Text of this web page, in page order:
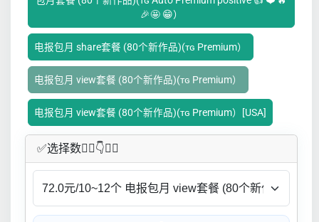
🎉🤩 😁）
电报包月 share套餐 (80个新作品)(ᴛɢ Premium）
电报包月 view套餐 (80个新作品)(ᴛɢ Premium）
电报包月 view套餐 (80个新作品)(ᴛɢ Premium）[USA]
✅​选择数👇🏻​​👇👇🏻​​